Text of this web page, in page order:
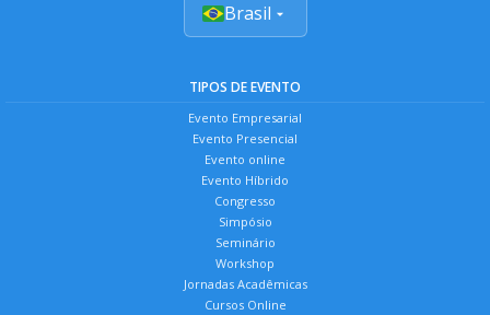
Brasil
TIPOS DE EVENTO
Evento Empresarial
Evento Presencial
Evento online
Evento Híbrido
Congresso
Simpósio
Seminário
Workshop
Jornadas Acadêmicas
Cursos Online